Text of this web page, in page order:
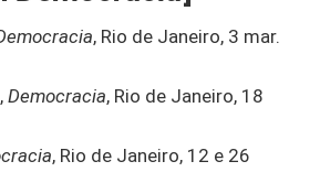
, Rio de Janeiro, 3 mar.
, Democracia, Rio de Janeiro, 18
, Rio de Janeiro, 12 e 26